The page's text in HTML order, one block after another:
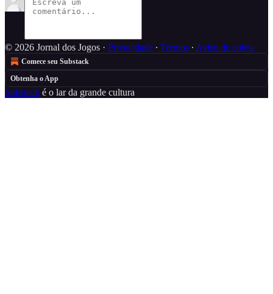
© 2026 Jornal dos Jogos · Privacidade ∙ Termos ∙ Aviso de coleta
Comece seu Substack
Obtenha o App
Substack é o lar da grande cultura